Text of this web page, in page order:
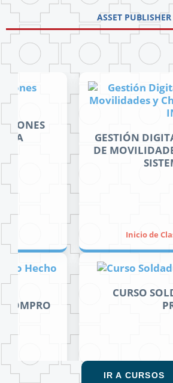
ASSET PUBLISHER
GESTIÓN DIGITAL DE LA
DE MOVILIDADES Y
SISTEMA
Inicio de Clases:February
CURSO SOLDADURA
IR A CURSOS